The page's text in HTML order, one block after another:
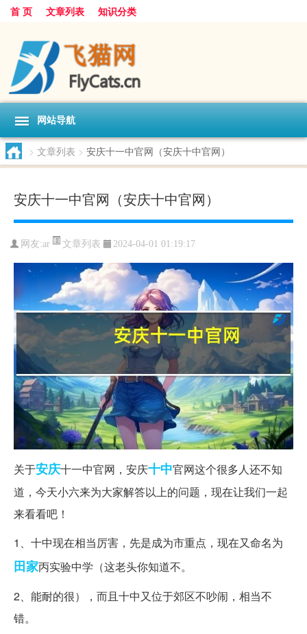
首 页 文章列表 知识分类
网站导航
> 文章列表 > 安庆十一中官网（安庆十中官网）
安庆十一中官网（安庆十中官网）
网友:ar 文章列表 2024-04-01 01:19:17
关于安庆十一中官网，安庆十中官网这个很多人还不知
道，今天小六来为大家解答以上的问题，现在让我们一起
来看看吧！
1、十中现在相当厉害，先是成为市重点，现在又命名为
田家丙实验中学（这老头你知道不。
2、能耐的很），而且十中又位于郊区不吵闹，相当不
错。